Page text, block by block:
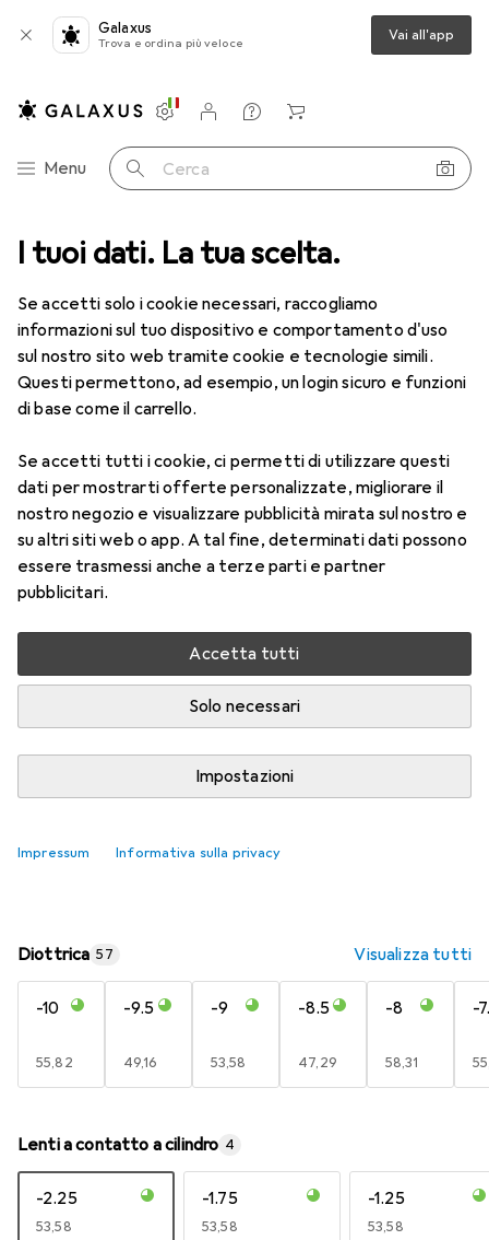
I tuoi dati. La tua scelta.
Se accetti solo i cookie necessari, raccogliamo
informazioni sul tuo dispositivo e comportamento d'uso
sul nostro sito web tramite cookie e tecnologie simili.
Questi permettono, ad esempio, un login sicuro e funzioni
di base come il carrello.
Se accetti tutti i cookie, ci permetti di utilizzare questi
dati per mostrarti offerte personalizzate, migliorare il
nostro negozio e visualizzare pubblicità mirata sul nostro e
su altri siti web o app. A tal fine, determinati dati possono
essere trasmessi anche a terze parti e partner
pubblicitari.
Accetta tutti
Solo necessari
Impostazioni
Impressum Informativa sulla privacy
Galaxus
Trova e ordina più veloce Vai all'app
Categoria Navigazione
Menu Cerca
Impostazioni
Conto cliente
Liste di confronto
Liste dei desideri
Carrello
Lenti a contatto Air Optix più HydraGlyde per l'astigmatismo
1 Immagine
Air Optix più HydraGlyde per
-1.25, Obiettivo mensile, 6 pz., Torico
Prezzo in EUR IVA incl.
EUR
53,58 EUR
8,93/1pz.
Consegna tra lun, 17/8 e mer, 19/8
Più di 10 pezzi in stock presso il fornitore
Aggiungi al carrello
Diottrica 57 Visualizza tutti
-10
EUR
55,82
-9.5
EUR
49,16
-9
EUR
53,58
-8.5
EUR
47,29
-8
EUR
58,31
-
Lenti a contatto a cilindro 4
-2.25
EUR
53,58
-1.75
EUR
53,58
-1.25
EUR
53,58